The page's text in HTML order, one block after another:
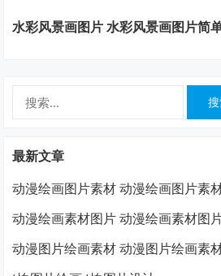
水彩风景画图片 水彩风景画图片简
最新文章
动漫绘画图片素材 动漫绘画图片素
动漫绘画素材图片 动漫绘画素材图
动漫图片绘画素材 动漫图片绘画素